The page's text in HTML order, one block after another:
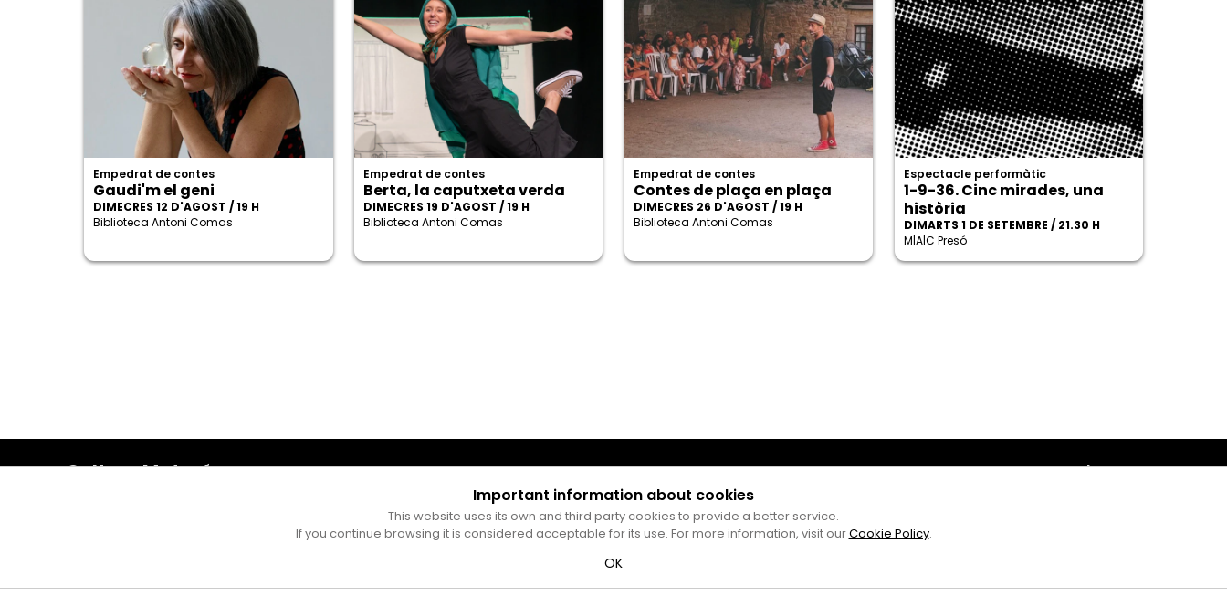
Empedrat de contes
Gaudi'm el geni
DIMECRES 12 D'AGOST / 19 H
Biblioteca Antoni Comas
Empedrat de contes
Berta, la caputxeta verda
DIMECRES 19 D'AGOST / 19 H
Biblioteca Antoni Comas
Empedrat de contes
Contes de plaça en plaça
DIMECRES 26 D'AGOST / 19 H
Biblioteca Antoni Comas
Espectacle performàtic
1-9-36. Cinc mirades, una
història
DIMARTS 1 DE SETEMBRE / 21.30 H
M|A|C Presó
Cultura Mataró
Horari d'obertura: dilluns, dimecres i divendres de 10 a
Bústia ciutadana
Amb el suport
Important information about cookies
This website uses its own and third party cookies to provide a better service.
If you continue browsing it is considered acceptable for its use. For more information, visit ourCookie Policy.
OK